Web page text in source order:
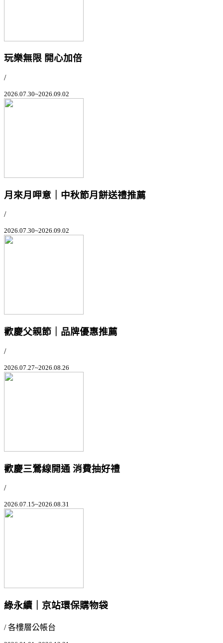
玩樂無限 開心加倍
/
2026.07.30~2026.09.02
月來月呷意｜中秋節月餅送禮推薦
/
2026.07.30~2026.09.02
歡慶父親節｜品牌優惠推薦
/
2026.07.27~2026.08.26
歡慶三鶯線開通 消費抽好禮
/
2026.07.15~2026.08.31
綠永續｜京站環保購物袋
/ 各樓層公帳台